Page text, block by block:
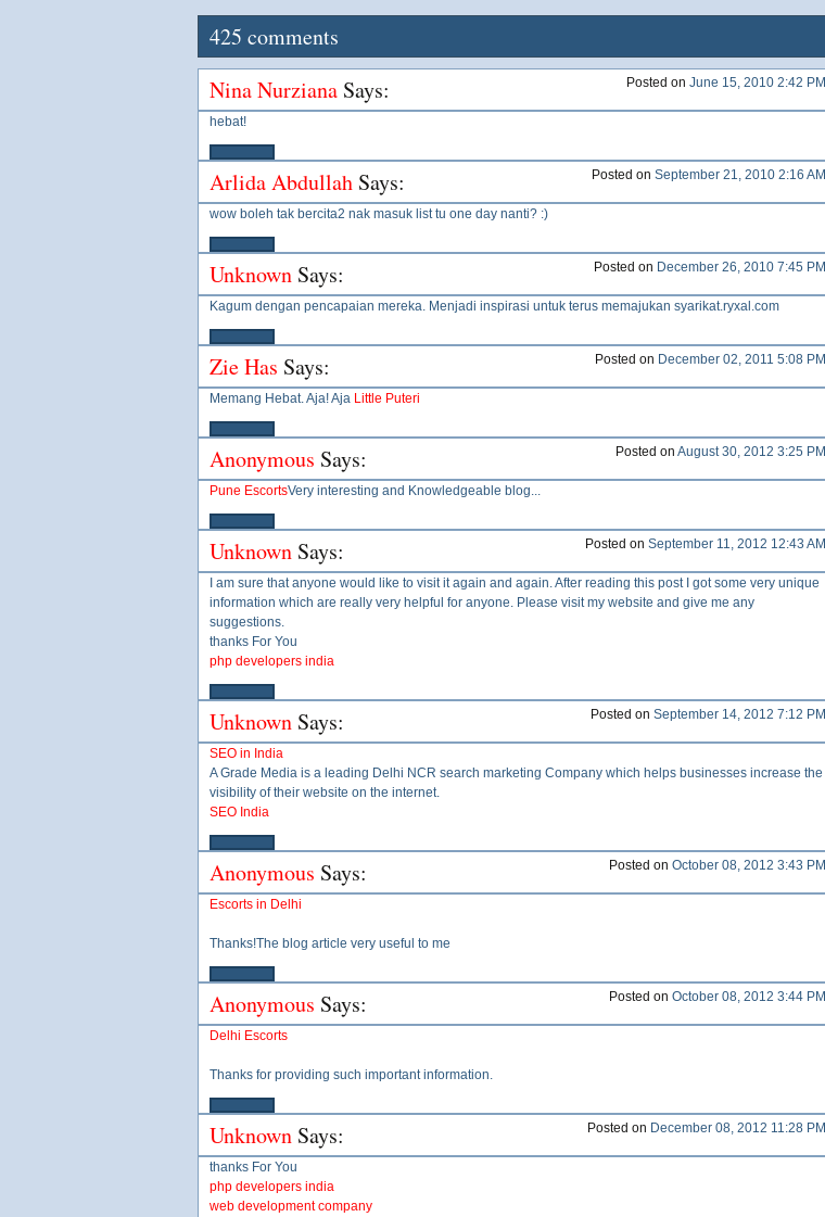
425 comments
Nina Nurziana Says: Posted on June 15, 2010 2:42 PM
hebat!
Arlida Abdullah Says: Posted on September 21, 2010 2:16 AM
wow boleh tak bercita2 nak masuk list tu one day nanti? :)
Unknown Says: Posted on December 26, 2010 7:45 PM
Kagum dengan pencapaian mereka. Menjadi inspirasi untuk terus memajukan syarikat.ryxal.com
Zie Has Says: Posted on December 02, 2011 5:08 PM
Memang Hebat. Aja! Aja Little Puteri
Anonymous Says: Posted on August 30, 2012 3:25 PM
Pune EscortsVery interesting and Knowledgeable blog...
Unknown Says: Posted on September 11, 2012 12:43 AM
I am sure that anyone would like to visit it again and again. After reading this post I got some very unique
information which are really very helpful for anyone. Please visit my website and give me any
suggestions.
thanks For You
php developers india
Unknown Says: Posted on September 14, 2012 7:12 PM
SEO in India
A Grade Media is a leading Delhi NCR search marketing Company which helps businesses increase the
visibility of their website on the internet.
SEO India
Anonymous Says: Posted on October 08, 2012 3:43 PM
Escorts in Delhi
Thanks!The blog article very useful to me
Anonymous Says: Posted on October 08, 2012 3:44 PM
Delhi Escorts
Thanks for providing such important information.
Unknown Says: Posted on December 08, 2012 11:28 PM
thanks For You
php developers india
web development company